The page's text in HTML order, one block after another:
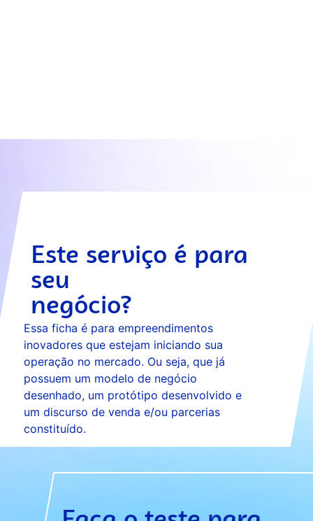
Este serviço é para
seu
negócio?
Essa ficha é para empreendimentos
inovadores que estejam iniciando sua
operação no mercado. Ou seja, que já
possuem um modelo de negócio
desenhado, um protótipo desenvolvido e
um discurso de venda e/ou parcerias
constituído.